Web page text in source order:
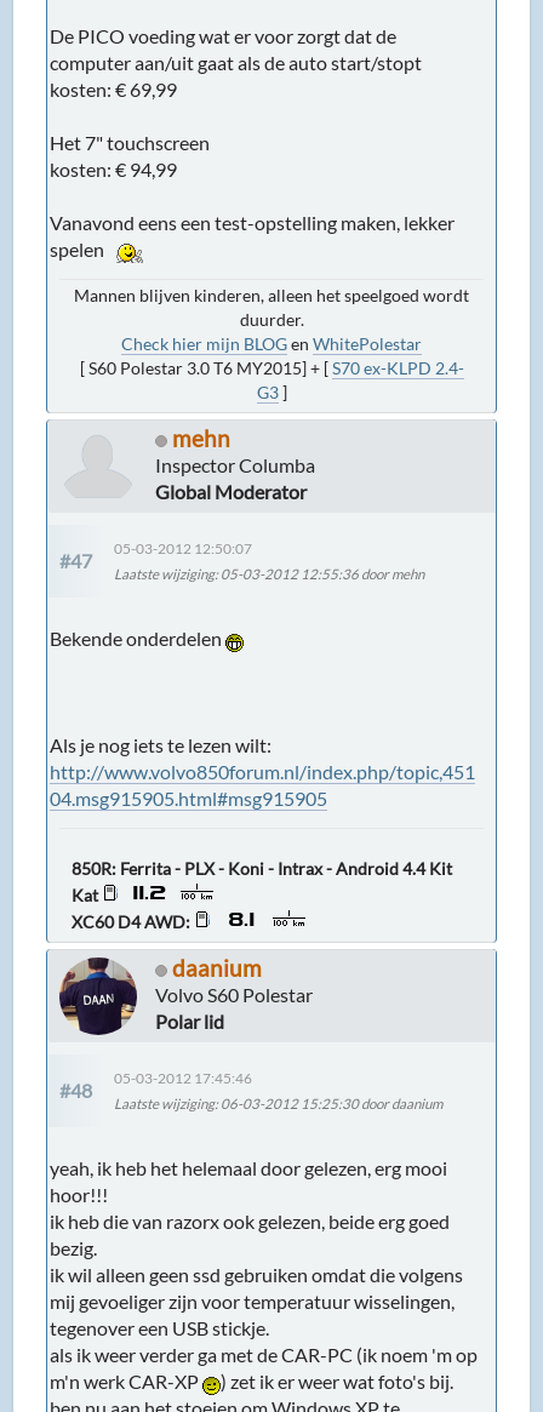
De PICO voeding wat er voor zorgt dat de
computer aan/uit gaat als de auto start/stopt
kosten: € 69,99
Het 7" touchscreen
kosten: € 94,99
Vanavond eens een test-opstelling maken, lekker
spelen
Mannen blijven kinderen, alleen het speelgoed wordt
duurder.
Check hier mijn BLOGen WhitePolestar
[ S60 Polestar 3.0 T6 MY2015] + [S70 ex-KLPD 2.4-
G3]
mehn
Inspector Columba
Global Moderator
#47
05-03-2012 12:50:07
Laatste wijziging: 05-03-2012 12:55:36 door mehn
Bekende onderdelen
Als je nog iets te lezen wilt:
http://www.volvo850forum.nl/index.php/topic,451
04.msg915905.html#msg915905
850R: Ferrita - PLX - Koni - Intrax - Android 4.4 Kit
Kat
XC60 D4 AWD:
daanium
Volvo S60 Polestar
Polar lid
#48
05-03-2012 17:45:46
Laatste wijziging: 06-03-2012 15:25:30 door daanium
yeah, ik heb het helemaal door gelezen, erg mooi
hoor!!!
ik heb die van razorx ook gelezen, beide erg goed
bezig.
ik wil alleen geen ssd gebruiken omdat die volgens
mij gevoeliger zijn voor temperatuur wisselingen,
tegenover een USB stickje.
als ik weer verder ga met de CAR-PC (ik noem 'm op
m'n werk CAR-XP
) zet ik er weer wat foto's bij.
ben nu aan het stoeien om Windows XP te